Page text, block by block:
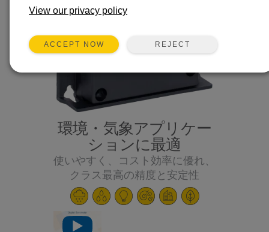
環境・気象アプリケー
ションに最適
使いやすく、コスト効率に優れ、
クラス最高の精度と安定性
View our privacy policy
ACCEPT NOW REJECT